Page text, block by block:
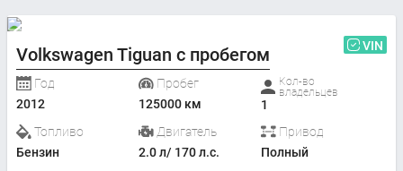
Volkswagen Tiguan с пробегом VIN
Год
2012
Пробег
125000 км
Кол-во
владельцев
1
Топливо
Бензин
Двигатель
2.0 л/ 170 л.с.
Привод
Полный